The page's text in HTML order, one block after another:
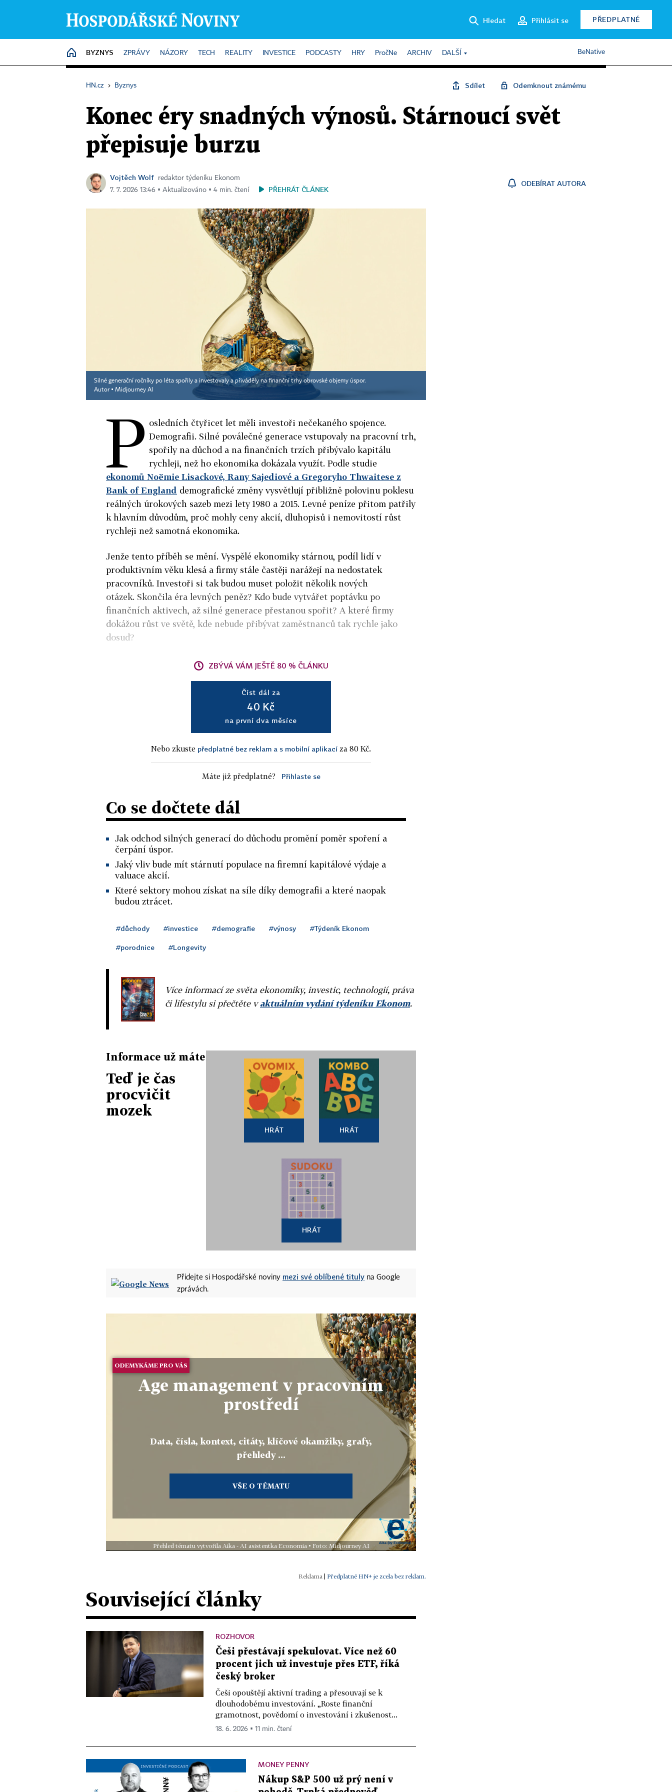
Hledat Přihlásit se PŘEDPLATNÉ
HOME
BYZNYS ZPRÁVY NÁZORY TECH REALITY INVESTICE PODCASTY HRY PročNe ARCHIV DALŠÍ BeNative
HN.cz › Byznys Sdílet Odemknout známému
Konec éry snadných výnosů. Stárnoucí svět
přepisuje burzu
Vojtěch Wolf
redaktor týdeníku Ekonom
7. 7. 2026 13:46 ▪ Aktualizováno ▪ 4 min. čtení
PŘEHRÁT ČLÁNEK
ODEBÍRAT AUTORA
Silné generační ročníky po léta spořily a investovaly a přiváděly na finanční trhy obrovské objemy úspor.
Autor ▪ Midjourney AI
P osledních čtyřicet let měli investoři nečekaného spojence.
Demografii. Silné poválečné generace vstupovaly na pracovní trh,
spořily na důchod a na finančních trzích přibývalo kapitálu
rychleji, než ho ekonomika dokázala využít. Podle studie
ekonomů Noëmie Lisackové, Rany Sajediové a Gregoryho Thwaitese z
Bank of England demografické změny vysvětlují přibližně polovinu poklesu
reálných úrokových sazeb mezi lety 1980 a 2015. Levné peníze přitom patřily
k hlavním důvodům, proč mohly ceny akcií, dluhopisů i nemovitostí růst
rychleji než samotná ekonomika.
Jenže tento příběh se mění. Vyspělé ekonomiky stárnou, podíl lidí v
produktivním věku klesá a firmy stále častěji narážejí na nedostatek
pracovníků. Investoři si tak budou muset položit několik nových
otázek. Skončila éra levných peněz? Kdo bude vytvářet poptávku po
finančních aktivech, až silné generace přestanou spořit? A které firmy
dokážou růst ve světě, kde nebude přibývat zaměstnanců tak rychle jako
dosud?
ZBÝVÁ VÁM JEŠTĚ 80 % ČLÁNKU
Číst dál za
40 Kč
na první dva měsíce
Nebo zkuste předplatné bez reklam a s mobilní aplikací za 80 Kč.
Máte již předplatné? Přihlaste se
Co se dočtete dál
Jak odchod silných generací do důchodu promění poměr spoření a
čerpání úspor.
Jaký vliv bude mít stárnutí populace na firemní kapitálové výdaje a
valuace akcií.
Které sektory mohou získat na síle díky demografii a které naopak
budou ztrácet.
#důchody #investice #demografie #výnosy #Týdeník Ekonom
#porodnice #Longevity
Více informací ze světa ekonomiky, investic, technologií, práva
či lifestylu si přečtěte vaktuálním vydání týdeníku Ekonom.
Informace už máte
Teď je čas
procvičit
mozek
HRÁT HRÁT
HRÁT
Přidejte si Hospodářské noviny mezi své oblíbené tituly na Google
zprávách.
ODEMYKÁME PRO VÁS
Age management v pracovním
prostředí
Data, čísla, kontext, citáty, klíčové okamžiky, grafy,
přehledy ...
VŠE O TÉMATU
Přehled tématu vytvořila Aika - AI asistentka Economia • Foto: Midjourney AI
Předplatné HN+ je zcela bez reklam.
Související články
ROZHOVOR
Češi přestávají spekulovat. Více než 60
procent jich už investuje přes ETF, říká
český broker
Češi opouštějí aktivní trading a přesouvají se k
dlouhodobému investování. „Roste finanční
gramotnost, povědomí o investování i zkušenost...
18. 6. 2026 ▪ 11 min. čtení
MONEY PENNY
Nákup S&P 500 už prý není v